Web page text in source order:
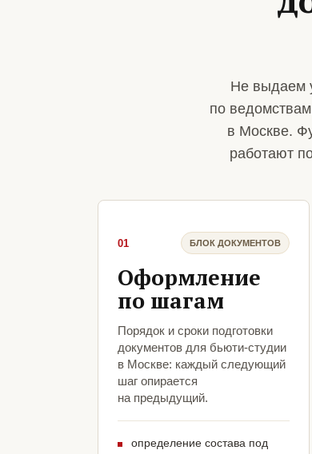
Не выдаем
по
в Москве.
работают
01 БЛОК ДОКУМЕНТОВ
Оформление
по шагам
Порядок и сроки подготовки
документов для бьюти-студии
в Москве: каждый следующий
шаг опирается
на предыдущий.
определение состава под